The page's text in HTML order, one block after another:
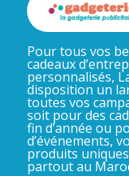
Pour tous vos
cadeaux
personnalisés,
disposition un
toutes vos
soit pour des
fin d’année ou
d’événements,
produits
partout au